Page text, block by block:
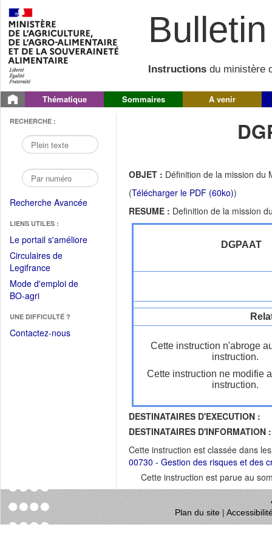
Instructions du ministère
Thématique Sommaires A venir
RECHERCHE :
Recherche Avancée
LIENS UTILES :
Le portail s'améliore(Fichier
Circulaires de
Legifrance(Ouvrir
dans
une
fenêtre)
Mode d'emploi de
BO-agri(Ouvrir
une
nouvelle
UNE DIFFICULTÉ ?
Contactez-nous
OBJET : Définition de la mission du
(Télécharger le PDF (60ko))
RESUME : Definition de la mission
DGPAAT
Cette instruction n'abroge
instruction.
Cette instruction ne modifie
instruction.
DESTINATAIRES D'EXECUTION :
DESTINATAIRES D'INFORMATION :
Cette instruction est classée dans
00730 - Gestion des risques et des
Cette instruction est parue au
Plan du site|